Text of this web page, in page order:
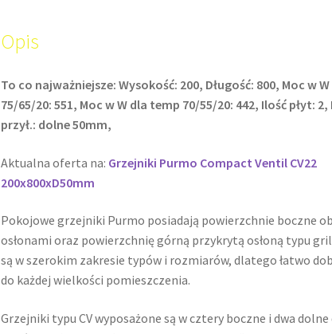
Opis
To co najważniejsze: Wysokość: 200, Długość: 800, Moc w
75/65/20: 551, Moc w W dla temp 70/55/20: 442, Ilość płyt:
przył.: dolne 50mm,
Aktualna oferta na: Grzejniki Purmo Compact Ventil CV22
200x800xD50mm
Pokojowe grzejniki Purmo posiadają powierzchnie boczne
osłonami oraz powierzchnię górną przykrytą osłoną typu
są w szerokim zakresie typów i rozmiarów, dlatego łatwo
do każdej wielkości pomieszczenia.
Grzejniki typu CV wyposażone są w cztery boczne i dwa